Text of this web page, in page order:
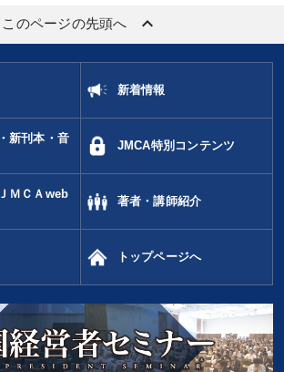
リー」「目的別」「キーワード」を更新いただけます。
FCビジネス 商品開発 金利
心を磨く 不動産 話し方
このページの先頭へ keyboard_arrow_up
新着情報
新刊本・音
JMCA特別コンテンツ
ＭＣＡweb
著者・講師紹介
トップページへ